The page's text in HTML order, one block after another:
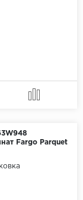
Fargo Parquet